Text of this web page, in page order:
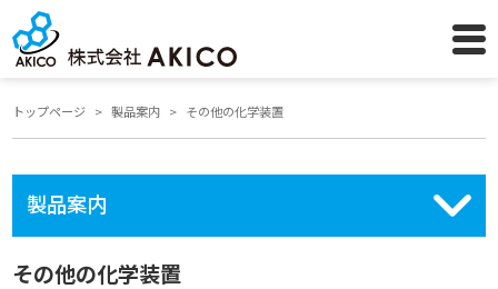
トップページ 製品案内 その他の化学装置
製品案内
その他の化学装置